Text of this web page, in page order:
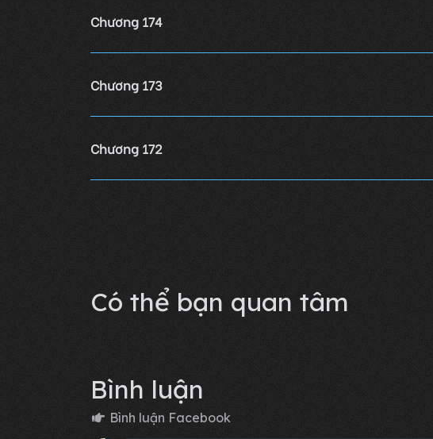
Chương 174
Chương 173
Chương 172
Có thể bạn quan tâm
Bình luận
Bình luận Facebook